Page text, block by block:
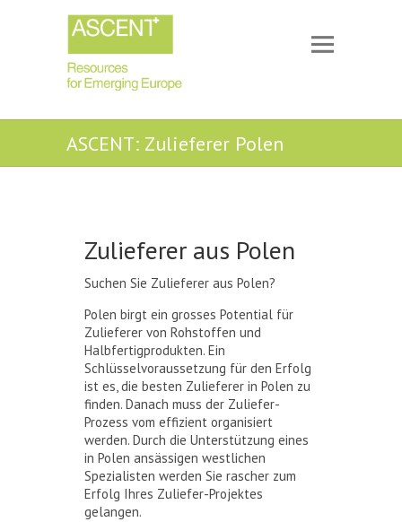
ASCENT: Zulieferer Polen
Zulieferer aus Polen
Suchen Sie Zulieferer aus Polen?
Polen birgt ein grosses Potential für
Zulieferer von Rohstoffen und
Halbfertigprodukten. Ein
Schlüsselvoraussetzung für den Erfolg
ist es, die besten Zulieferer in Polen zu
finden. Danach muss der Zuliefer-
Prozess vom effizient organisiert
werden. Durch die Unterstützung eines
in Polen ansässigen westlichen
Spezialisten werden Sie rascher zum
Erfolg Ihres Zuliefer-Projektes
gelangen.